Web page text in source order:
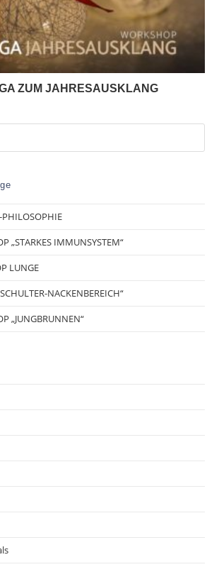
ZUM JAHRESAUSKLANG
PHILOSOPHIE
„STARKES IMMUNSYSTEM“
LUNGE
NACKENBEREICH“
„JUNGBRUNNEN“